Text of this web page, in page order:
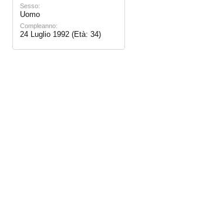
Sesso:
Uomo
Compleanno:
24 Luglio 1992 (Età: 34)